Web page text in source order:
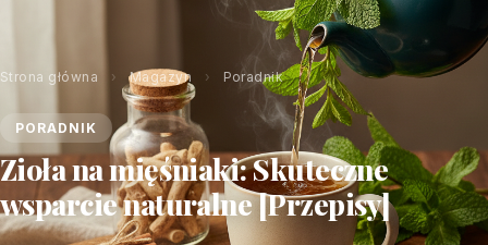
Strona główna › Magazyn › Poradnik
PORADNIK
Zioła na mięśniaki: Skuteczne
wsparcie naturalne [Przepisy]